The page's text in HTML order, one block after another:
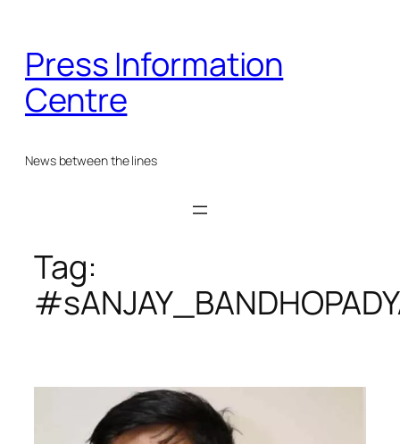
content
Press Information
Centre
News between the lines
Tag: